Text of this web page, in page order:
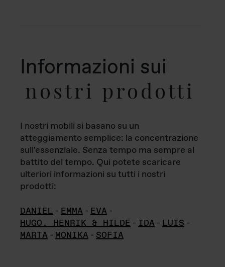
Informazioni sui
nostri prodotti
I nostri mobili si basano su un
atteggiamento semplice: la concentrazione
sull'essenziale. Senza tempo ma sempre al
battito del tempo. Qui potete scaricare
ulteriori informazioni su tutti i nostri
prodotti:
DANIEL - EMMA - EVA -
HUGO, HENRIK & HILDE - IDA - LUIS -
MARTA - MONIKA - SOFIA